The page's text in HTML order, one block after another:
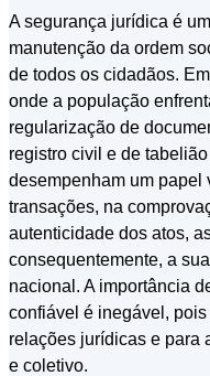
A segurança jurídica é
manutenção da ordem
de todos os cidadãos.
onde a população
regularização de
registro civil e de
desempenham um papel
transações, na
autenticidade dos atos,
consequentemente, a
nacional. A importância
confiável é inegável,
relações jurídicas e para
e coletivo.